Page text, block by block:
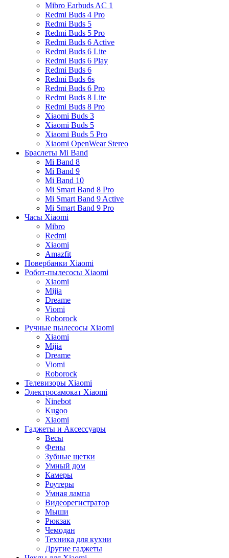
Mibro Earbuds AC 1
Redmi Buds 4 Pro
Redmi Buds 5
Redmi Buds 5 Pro
Redmi Buds 6 Active
Redmi Buds 6 Lite
Redmi Buds 6 Play
Redmi Buds 6
Redmi Buds 6s
Redmi Buds 6 Pro
Redmi Buds 8 Lite
Redmi Buds 8 Pro
Xiaomi Buds 3
Xiaomi Buds 5
Xiaomi Buds 5 Pro
Xiaomi OpenWear Stereo
Браслеты Mi Band
Mi Band 8
Mi Band 9
Mi Band 10
Mi Smart Band 8 Pro
Mi Smart Band 9 Active
Mi Smart Band 9 Pro
Часы Xiaomi
Mibro
Redmi
Xiaomi
Amazfit
Повербанки Xiaomi
Робот-пылесосы Xiaomi
Xiaomi
Mijia
Dreame
Viomi
Roborock
Ручные пылесосы Xiaomi
Xiaomi
Mijia
Dreame
Viomi
Roborock
Телевизоры Xiaomi
Электросамокат Xiaomi
Ninebot
Kugoo
Xiaomi
Гаджеты и Аксессуары
Весы
Фены
Зубные щетки
Умный дом
Камеры
Роутеры
Умная лампа
Видеорегистратор
Мыши
Рюкзак
Чемодан
Техника для кухни
Другие гаджеты